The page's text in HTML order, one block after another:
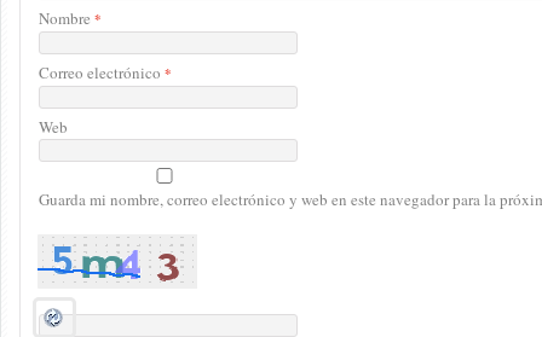
Nombre *
Correo electrónico *
Web
Guarda mi nombre, correo electrónico y web en este navegador para la